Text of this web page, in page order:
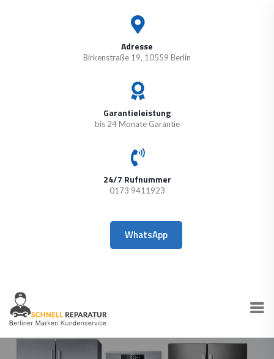
Adresse
Birkenstraße 19, 10559 Berlin
Garantieleistung
bis 24 Monate Garantie
24/7 Rufnummer
0173 9411923
WhatsApp